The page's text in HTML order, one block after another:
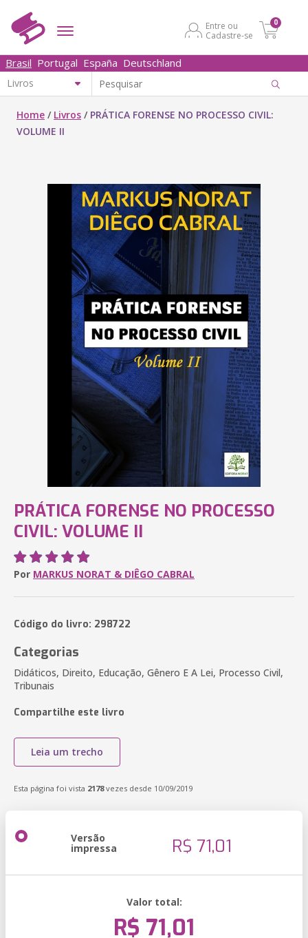
Entre ou
Cadastre-se
0
Brasil Portugal España Deutschland
Home / Livros / PRÁTICA FORENSE NO PROCESSO CIVIL:
VOLUME II
PRÁTICA FORENSE NO PROCESSO
CIVIL: VOLUME II
Por MARKUS NORAT & DIÊGO CABRAL
Código do livro: 298722
Categorias
Didáticos, Direito, Educação, Gênero E A Lei, Processo Civil,
Tribunais
Compartilhe este livro
Leia um trecho
Esta página foi vista 2178vezes desde 10/09/2019
Versão
impressa R$ 71,01
Valor total:
R$ 71,01